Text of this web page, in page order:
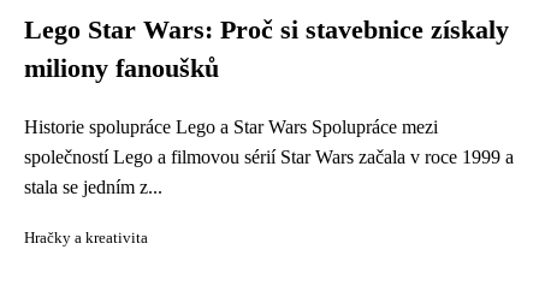
Lego Star Wars: Proč si stavebnice získaly
miliony fanoušků
Historie spolupráce Lego a Star Wars Spolupráce mezi
společností Lego a filmovou sérií Star Wars začala v roce 1999 a
stala se jedním z...
Hračky a kreativita